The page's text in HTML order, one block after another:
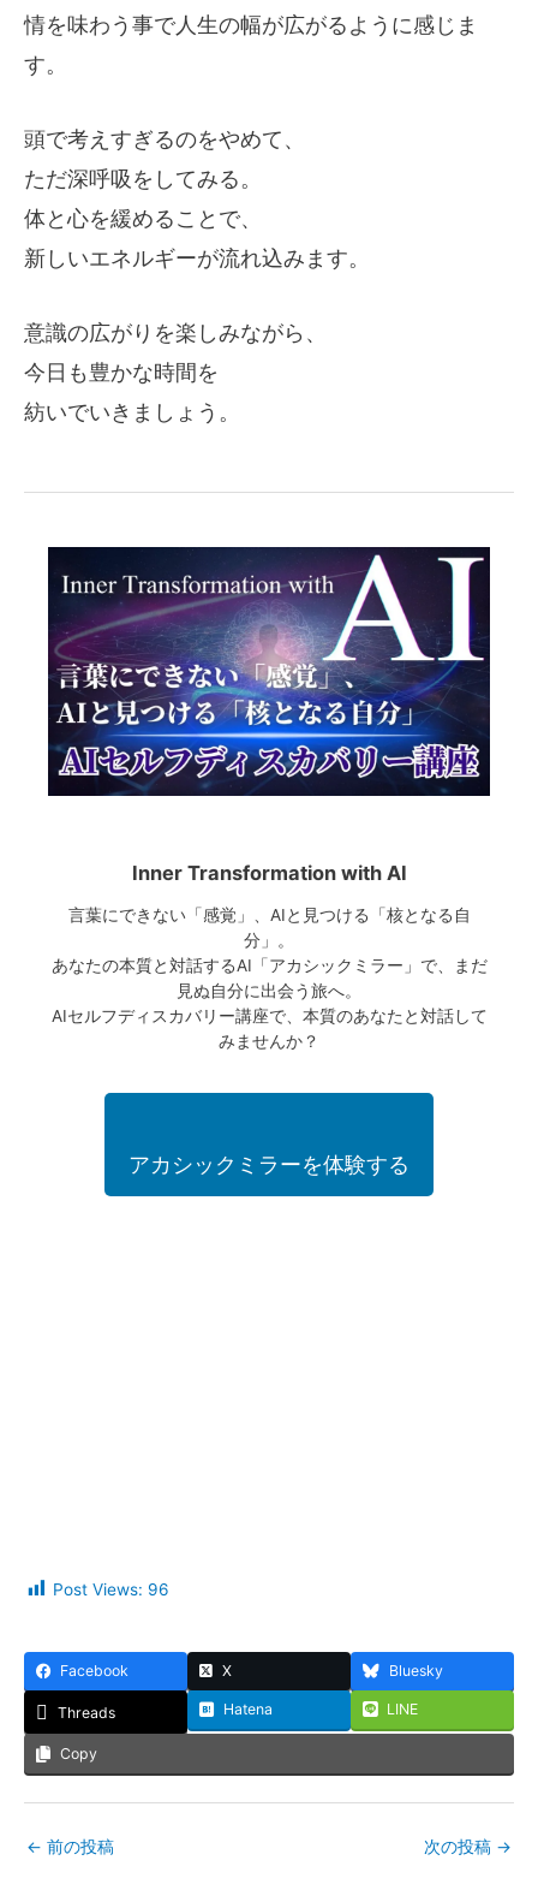
情を味わう事で人生の幅が広がるように感じま
す。
頭で考えすぎるのをやめて、
ただ深呼吸をしてみる。
体と心を緩めることで、
新しいエネルギーが流れ込みます。
意識の広がりを楽しみながら、
今日も豊かな時間を
紡いでいきましょう。
Inner Transformation with AI
言葉にできない「感覚」、AIと見つける「核となる自
分」。
あなたの本質と対話するAI「アカシックミラー」で、まだ
見ぬ自分に出会う旅へ。
AIセルフディスカバリー講座で、本質のあなたと対話して
みませんか？
アカシックミラーを体験する
Post Views: 96
Facebook X Bluesky
Threads Hatena LINE
Copy
← 前の投稿 次の投稿 →